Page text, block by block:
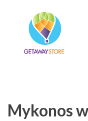
Mykonos